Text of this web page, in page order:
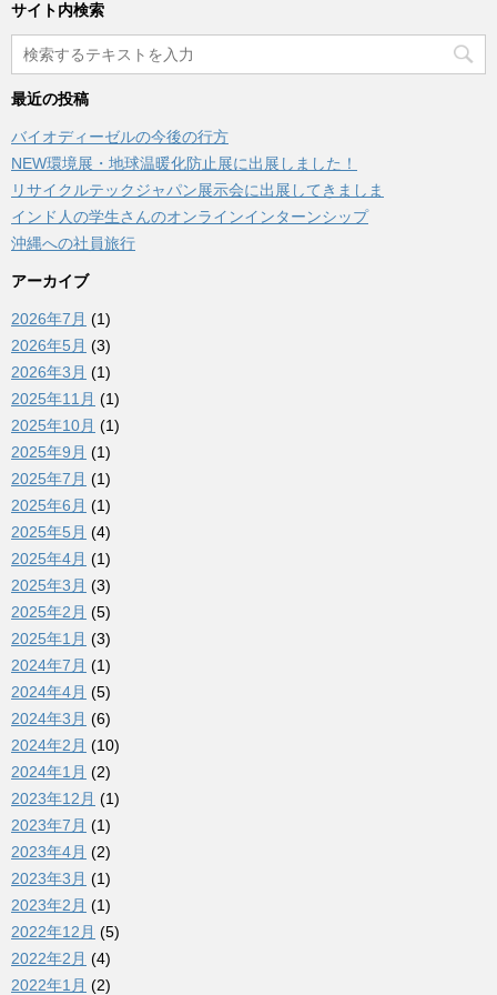
サイト内検索
最近の投稿
バイオディーゼルの今後の行方
NEW環境展・地球温暖化防止展に出展しました！
リサイクルテックジャパン展示会に出展してきましま
インド人の学生さんのオンラインインターンシップ
沖縄への社員旅行
アーカイブ
2026年7月 (1)
2026年5月 (3)
2026年3月 (1)
2025年11月 (1)
2025年10月 (1)
2025年9月 (1)
2025年7月 (1)
2025年6月 (1)
2025年5月 (4)
2025年4月 (1)
2025年3月 (3)
2025年2月 (5)
2025年1月 (3)
2024年7月 (1)
2024年4月 (5)
2024年3月 (6)
2024年2月 (10)
2024年1月 (2)
2023年12月 (1)
2023年7月 (1)
2023年4月 (2)
2023年3月 (1)
2023年2月 (1)
2022年12月 (5)
2022年2月 (4)
2022年1月 (2)